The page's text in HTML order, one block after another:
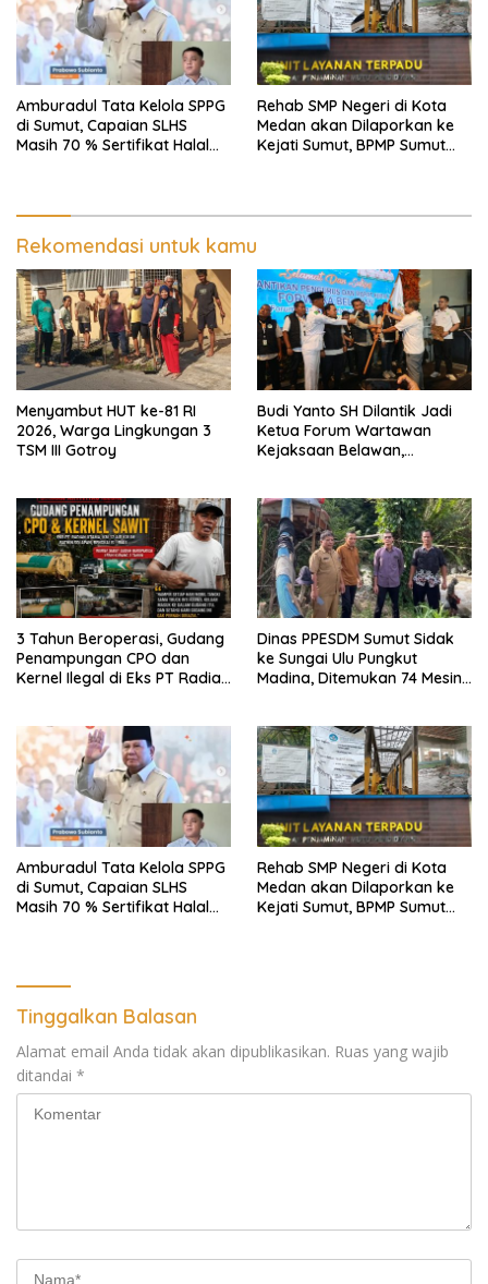
Amburadul Tata Kelola SPPG
di Sumut, Capaian SLHS
Masih 70 % Sertifikat Halal
Pemantau dan Pengawas
MBG
Rehab SMP Negeri di Kota
Medan akan Dilaporkan ke
Kejati Sumut, BPMP Sumut
Rekomendasi untuk kamu
Menyambut HUT ke-81 RI
2026, Warga Lingkungan 3
TSM III Gotroy
Budi Yanto SH Dilantik Jadi
Ketua Forum Wartawan
Kejaksaan Belawan,
Pendampingan Hukum dan
Ekomoni Semua Anggota
3 Tahun Beroperasi, Gudang
Penampungan CPO dan
Kernel Ilegal di Eks PT Radian
Dinas PPESDM Sumut Sidak
ke Sungai Ulu Pungkut
Madina, Ditemukan 74 Mesin
Rusak
Amburadul Tata Kelola SPPG
di Sumut, Capaian SLHS
Masih 70 % Sertifikat Halal
Pemantau dan Pengawas
MBG
Rehab SMP Negeri di Kota
Medan akan Dilaporkan ke
Kejati Sumut, BPMP Sumut
Tinggalkan Balasan
Alamat email Anda tidak akan dipublikasikan. Ruas yang wajib
ditandai *